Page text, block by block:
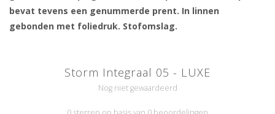
bevat tevens een genummerde prent. In linnen
gebonden met foliedruk. Stofomslag.
Storm Integraal 05 - LUXE
Nog niet gewaardeerd